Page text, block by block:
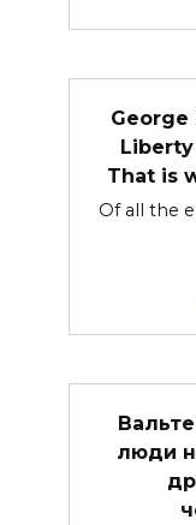
George
That is
Of all the
люди